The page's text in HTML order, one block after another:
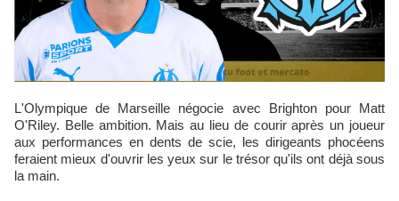
L'Olympique de Marseille négocie avec Brighton pour Matt
O'Riley. Belle ambition. Mais au lieu de courir après un joueur
aux performances en dents de scie, les dirigeants phocéens
feraient mieux d'ouvrir les yeux sur le trésor qu'ils ont déjà sous
la main.